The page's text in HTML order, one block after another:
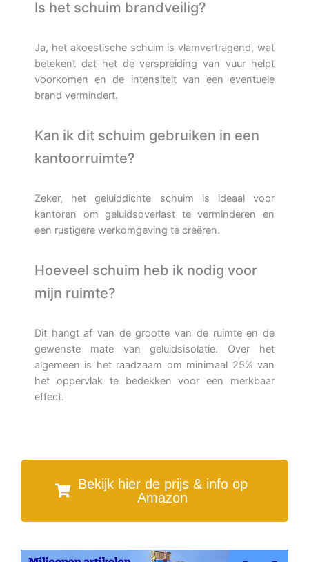
Is het schuim brandveilig?
Ja, het akoestische schuim is vlamvertragend, wat
betekent dat het de verspreiding van vuur helpt
voorkomen en de intensiteit van een eventuele
brand vermindert.
Kan ik dit schuim gebruiken in een
kantoorruimte?
Zeker, het geluiddichte schuim is ideaal voor
kantoren om geluidsoverlast te verminderen en
een rustigere werkomgeving te creëren.
Hoeveel schuim heb ik nodig voor
mijn ruimte?
Dit hangt af van de grootte van de ruimte en de
gewenste mate van geluidsisolatie. Over het
algemeen is het raadzaam om minimaal 25% van
het oppervlak te bedekken voor een merkbaar
effect.
Bekijk hier de prijs & info op
Amazon